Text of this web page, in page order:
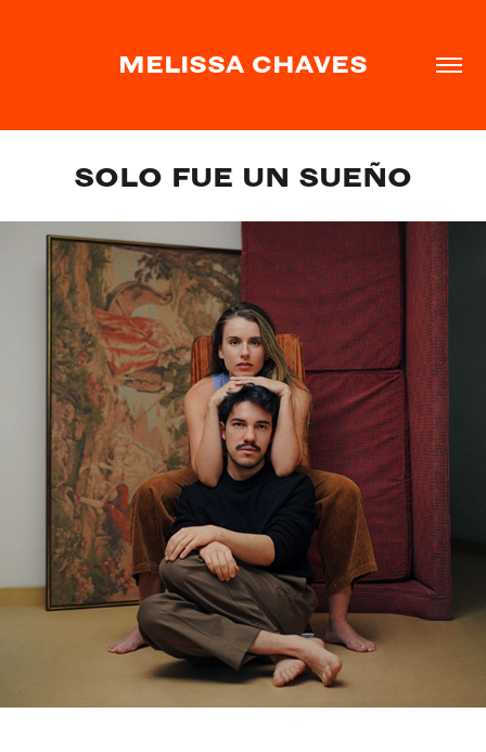
MELISSA CHAVES
SOLO FUE UN SUEÑO